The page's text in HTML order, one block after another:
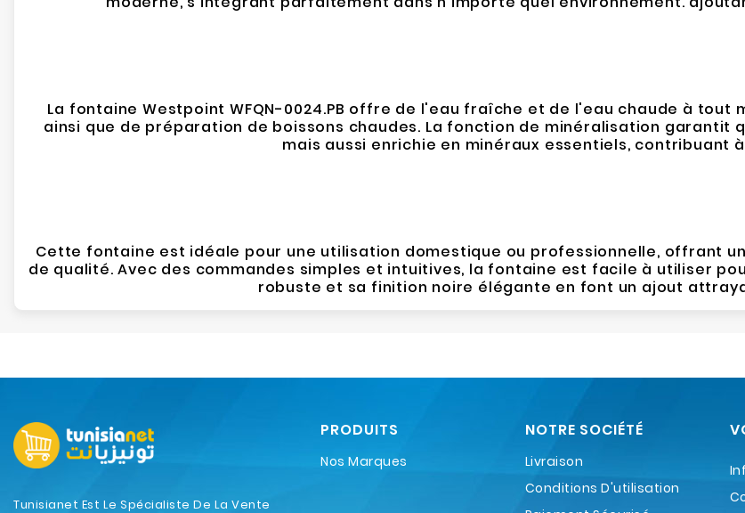
La fontaine Westpoint WFQN-0024.PB offre de l'eau fraîche et de l'eau chaude à
ainsi que de préparation de boissons chaudes. La fonction de minéralisation garantit
mais aussi enrichie en minéraux essentiels, contribuant
Cette fontaine est idéale pour une utilisation domestique ou professionnelle, offrant
de qualité. Avec des commandes simples et intuitives, la fontaine est facile à utiliser
robuste et sa finition noire élégante en font un ajout
Tunisianet Est Le Spécialiste De La Vente
PRODUITS
Nos Marques
NOTRE SOCIÉTÉ
Livraison
Conditions D'utilisation